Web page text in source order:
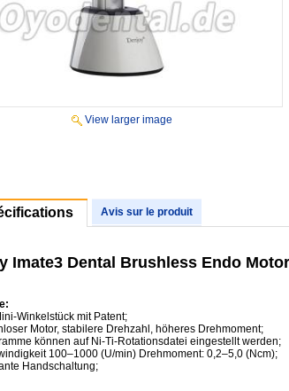
View larger image
Avis sur le produit
Imate3 Dental Brushless Endo
Winkelstück mit Patent;
Motor, stabilere Drehzahl, höheres Drehmoment;
können auf Ni-Ti-Rotationsdatei eingestellt werden;
100–1000 (U/min) Drehmoment: 0,2–5,0 (Ncm);
Handschaltung;